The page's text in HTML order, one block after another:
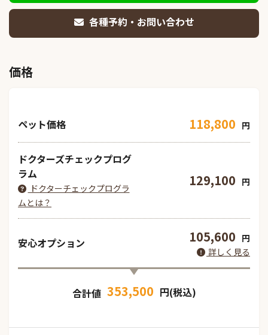
各種予約・お問い合わせ
価格
ペット価格 118,800 円
ドクターズチェックプログ
ラム
ドクターチェックプログラ
ムとは？
129,100 円
安心オプション 105,600 円
詳しく見る
合計値 353,500 円(税込)